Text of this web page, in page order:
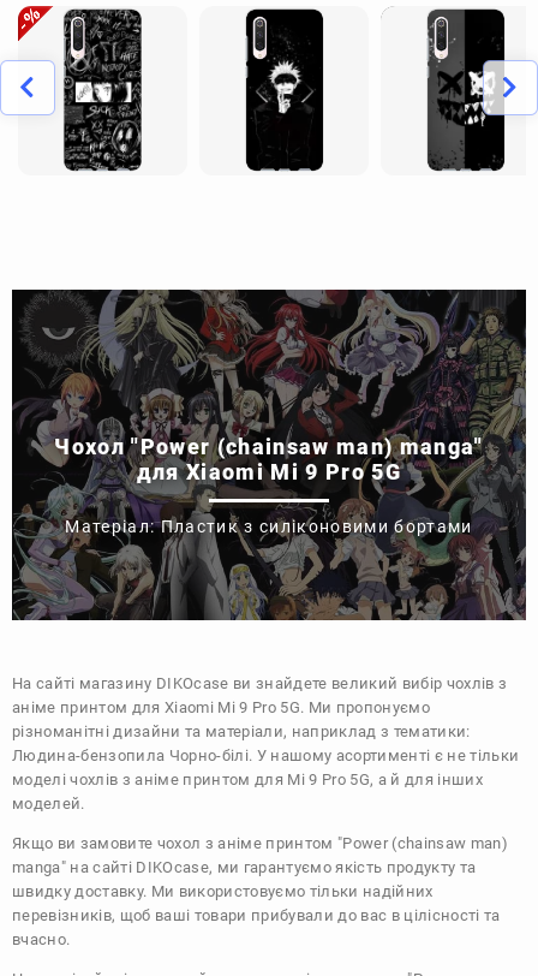
Чохол "Power (chainsaw man) manga"
для Xiaomi Mi 9 Pro 5G
Матеріал: Пластик з силіконовими бортами
На сайті магазину DIKOcase ви знайдете великий вибір чохлів з
аніме принтом для Xiaomi Mi 9 Pro 5G. Ми пропонуємо
різноманітні дизайни та матеріали, наприклад з тематики:
Людина-бензопила Чорно-білі. У нашому асортименті є не тільки
моделі чохлів з аніме принтом для Mi 9 Pro 5G, а й для інших
моделей.
Якщо ви замовите чохол з аніме принтом "Power (chainsaw man)
manga" на сайті DIKOcase, ми гарантуємо якість продукту та
швидку доставку. Ми використовуємо тільки надійних
перевізників, щоб ваші товари прибували до вас в цілісності та
вчасно.